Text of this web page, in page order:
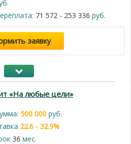
71 572 - 253 336 руб.
заявку
«На любые цели»
500 000руб.
22.6 - 32.9%
36 мес.